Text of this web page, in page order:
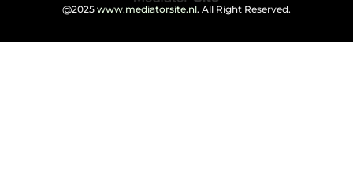
@2025 www.mediatorsite.nl. All Right Reserved.